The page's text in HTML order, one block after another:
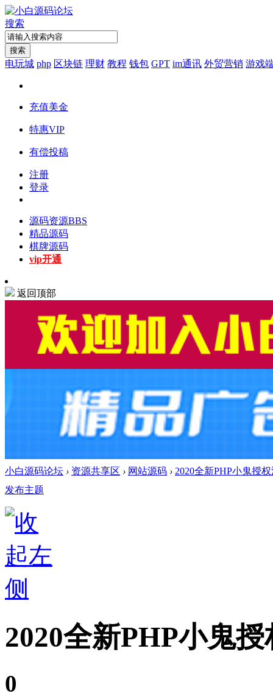
搜索
搜索
电玩城 php 区块链 理财 教程 钱包 GPT im通讯 外贸营销 游戏
充值美金
特惠VIP
有偿投稿
注册
登录
源码资源BBS
精品源码
棋牌源码
vip开通
返回顶部
小白源码论坛 › 资源共享区 › 网站源码 › 2020全新PHP小鬼授
发布主题
2020全新PHP小鬼
0